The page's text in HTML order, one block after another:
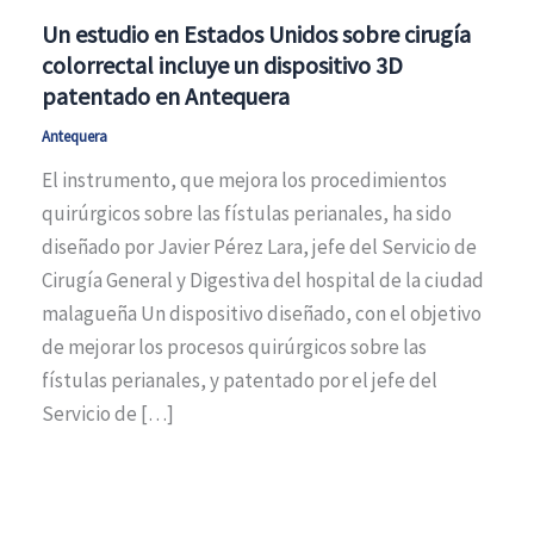
Un estudio en Estados Unidos sobre cirugía
colorrectal incluye un dispositivo 3D
patentado en Antequera
Antequera
El instrumento, que mejora los procedimientos
quirúrgicos sobre las fístulas perianales, ha sido
diseñado por Javier Pérez Lara, jefe del Servicio de
Cirugía General y Digestiva del hospital de la ciudad
malagueña Un dispositivo diseñado, con el objetivo
de mejorar los procesos quirúrgicos sobre las
fístulas perianales, y patentado por el jefe del
Servicio de […]